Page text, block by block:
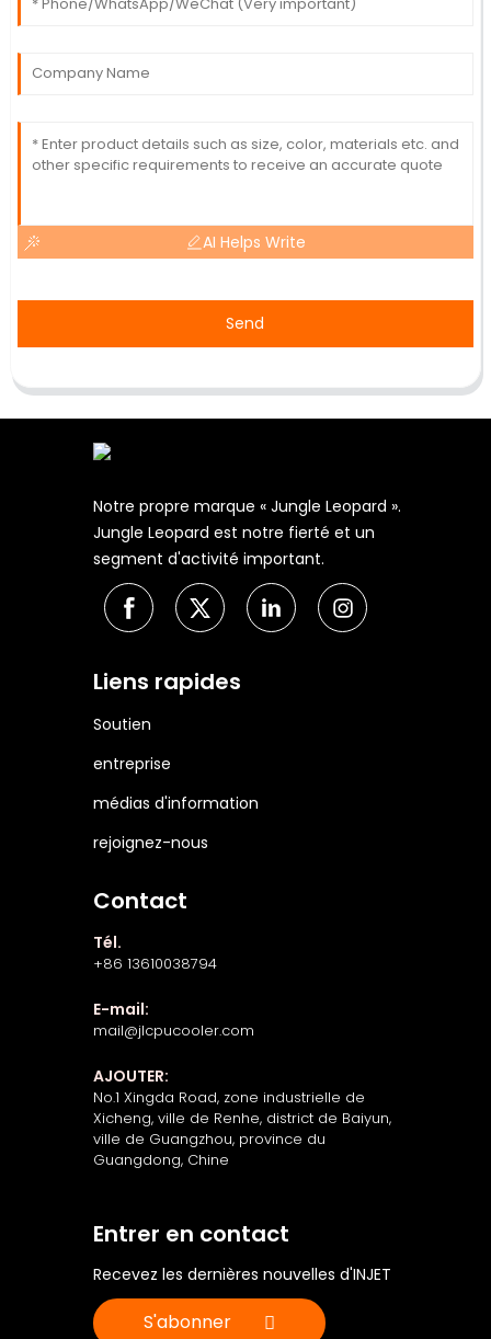
AI Helps Write
Send
Notre propre marque « Jungle Leopard ».
Jungle Leopard est notre fierté et un
segment d'activité important.
Liens rapides
Soutien
entreprise
médias d'information
rejoignez-nous
Contact
Tél.
+86 13610038794
E-mail:
mail@jlcpucooler.com
AJOUTER:
No.1 Xingda Road, zone industrielle de
Xicheng, ville de Renhe, district de Baiyun,
ville de Guangzhou, province du
Guangdong, Chine
Entrer en contact
Recevez les dernières nouvelles d'INJET
S'abonner